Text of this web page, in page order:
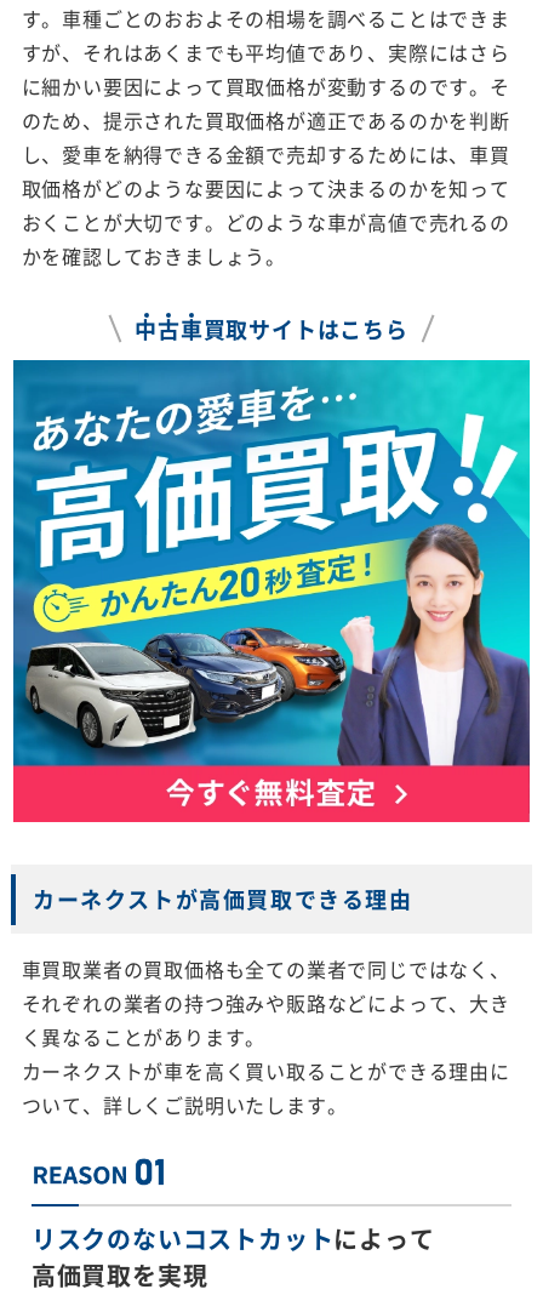
す。車種ごとのおおよその相場を調べることはできま
すが、それはあくまでも平均値であり、実際にはさら
に細かい要因によって買取価格が変動するのです。そ
のため、提示された買取価格が適正であるのかを判断
し、愛車を納得できる金額で売却するためには、車買
取価格がどのような要因によって決まるのかを知って
おくことが大切です。どのような車が高値で売れるの
かを確認しておきましょう。
中古車買取サイトはこちら
カーネクストが高価買取できる理由
車買取業者の買取価格も全ての業者で同じではなく、
それぞれの業者の持つ強みや販路などによって、大き
く異なることがあります。
カーネクストが車を高く買い取ることができる理由に
ついて、詳しくご説明いたします。
リスクのないコストカットによって
高価買取を実現